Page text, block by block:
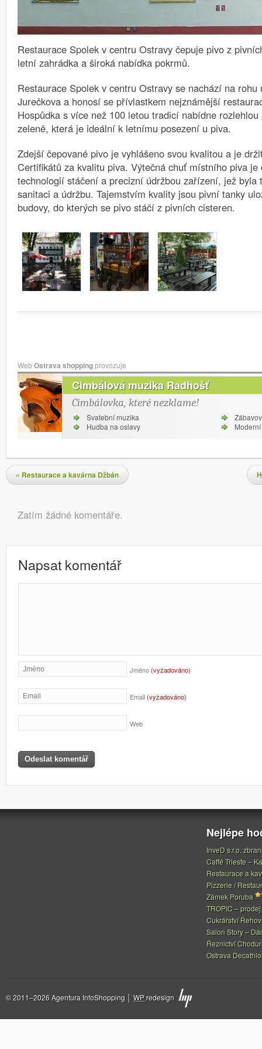
Restaurace Spolek v centru Ostravy čepuje pivo z
letní zahrádka a široká nabídka pokrmů.
Restaurace Spolek v centru Ostravy se nachází na
Jurečkova a honosí se přívlastkem nejznámější
Hospůdka s více než 100 letou tradicí nabídne rozlehlou
zeleně, která je ideální k letnímu posezení u piva.
Zdejší čepované pivo je vyhlášeno svou kvalitou a je
Certifikátů za kvalitu piva. Výtečná chuť místního piva je
technologií stáčení a precizní údržbou zařízení, jež byla
sanitaci a údržbu. Tajemstvím kvality jsou pivní tanky
budovy, do kterých se pivo stáčí z pivních cisteren.
WebOstrava shoppingprovozuje
Cimbálová muzika Radhošť
Cimbálovka, které nezklame!
Svatební muzika
Hudba na oslavy
Navigace pro příspěvky
« Restaurace a kavárna Džbán
Komentáře
Zatím žádné komentáře.
Napsat komentář
Jméno(vyžadováno)
Email(vyžadováno)
Web
Nejlépe
InveD s.r.o.
Caffé Trieste –
Restaurace a
Pizzerie /
Zámek Poruba
TROPIC –
Cukrářství
Salon Story –
Řeznictví
Ostrava
© 2011–2026 Agentura InfoShopping │ WPredesign